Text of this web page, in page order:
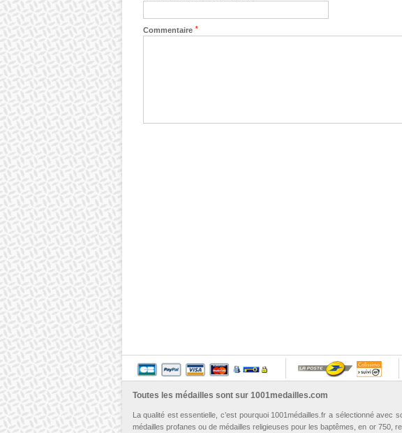
*
Commentaire
Toutes les médailles sont sur 1001medailles.com
La qualité est essentielle, c’est pourquoi 1001médailles.fr a sélectionné
médailles profanes ou de médailles religieuses pour les baptêmes, en or 750,